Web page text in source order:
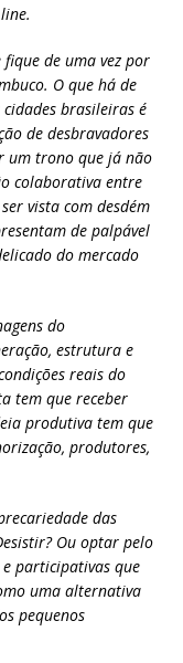
de uma vez por
O que há de
brasileiras é
de desbravadores
um trono que já não
colaborativa entre
vista com desdém
de palpável
do mercado
do
estrutura e
reais do
tem que receber
produtiva tem que
produtores,
das
Ou optar pelo
participativas que
uma alternativa
pequenos